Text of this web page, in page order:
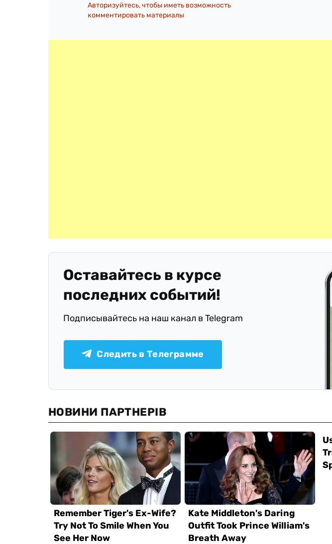
Авторизуйтесь, чтобы иметь возможность
комментировать материалы
Оставайтесь в курсе
последних событий!
Подписывайтесь на наш канал в Telegram
Следить в Телеграмме